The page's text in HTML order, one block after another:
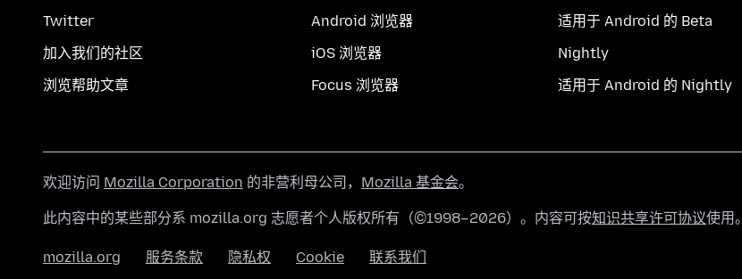
Twitter
加入我们的社区
浏览帮助文章
Android 浏览器
iOS 浏览器
Focus 浏览器
适用于 Android 的 Beta
Nightly
适用于 Android 的 Nightly
欢迎访问 Mozilla Corporation 的非营利母公司， Mozilla 基金会。
此内容中的某些部分系 mozilla.org 志愿者个人版权所有（©1998–2026）。内容可按知识共享许可协议使用。
mozilla.org 服务条款 隐私权 Cookie 联系我们